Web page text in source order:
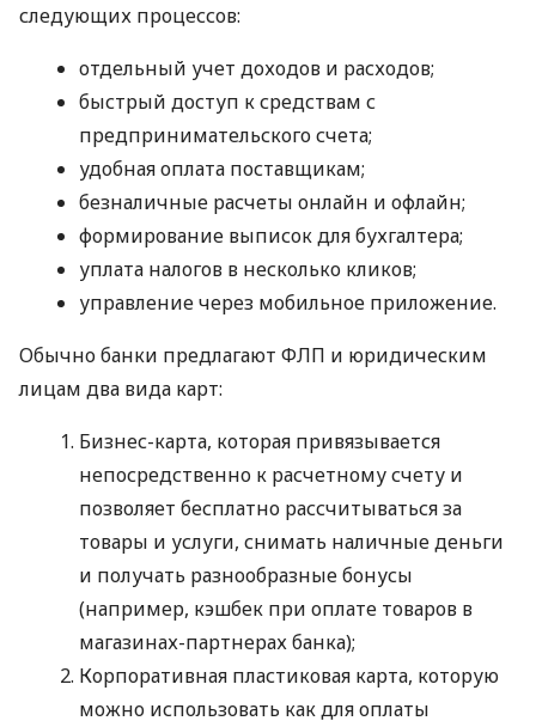
следующих процессов:
отдельный учет доходов и расходов;
быстрый доступ к средствам с
предпринимательского счета;
удобная оплата поставщикам;
безналичные расчеты онлайн и офлайн;
формирование выписок для бухгалтера;
уплата налогов в несколько кликов;
управление через мобильное приложение.
Обычно банки предлагают ФЛП и юридическим
лицам два вида карт:
Бизнес-карта, которая привязывается
непосредственно к расчетному счету и
позволяет бесплатно рассчитываться за
товары и услуги, снимать наличные деньги
и получать разнообразные бонусы
(например, кэшбек при оплате товаров в
магазинах-партнерах банка);
Корпоративная пластиковая карта, которую
можно использовать как для оплаты